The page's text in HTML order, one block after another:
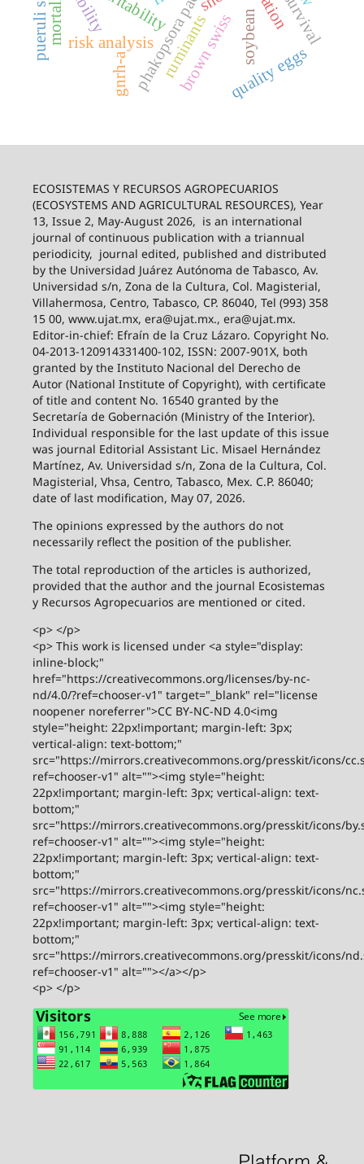
soybean
risk analysis brown swiss
gnrh-a quality eggs
ruminants
mortality survival
ECOSISTEMAS Y RECURSOS AGROPECUARIOS
(ECOSYSTEMS AND AGRICULTURAL RESOURCES), Year
13, Issue 2, May-August 2026, is an international
journal of continuous publication with a triannual
periodicity, journal edited, published and distributed
by the Universidad Juárez Autónoma de Tabasco, Av.
Universidad s/n, Zona de la Cultura, Col. Magisterial,
Villahermosa, Centro, Tabasco, CP. 86040, Tel (993) 358
15 00, www.ujat.mx, era@ujat.mx., era@ujat.mx.
Editor-in-chief: Efraín de la Cruz Lázaro. Copyright No.
04-2013-120914331400-102, ISSN: 2007-901X, both
granted by the Instituto Nacional del Derecho de
Autor (National Institute of Copyright), with certificate
of title and content No. 16540 granted by the
Secretaría de Gobernación (Ministry of the Interior).
Individual responsible for the last update of this issue
was journal Editorial Assistant Lic. Misael Hernández
Martínez, Av. Universidad s/n, Zona de la Cultura, Col.
Magisterial, Vhsa, Centro, Tabasco, Mex. C.P. 86040;
date of last modification, May 07, 2026.
The opinions expressed by the authors do not
necessarily reflect the position of the publisher.
The total reproduction of the articles is authorized,
provided that the author and the journal Ecosistemas
y Recursos Agropecuarios are mentioned or cited.
<p> </p>
<p> This work is licensed under <a style="display:
inline-block;"
href="https://creativecommons.org/licenses/by-nc-
nd/4.0/?ref=chooser-v1" target="_blank" rel="license
noopener noreferrer">CC BY-NC-ND 4.0<img
style="height: 22px!important; margin-left: 3px;
vertical-align: text-bottom;"
src="https://mirrors.creativecommons.org/presskit/icons/
ref=chooser-v1" alt=""><img style="height:
22px!important; margin-left: 3px; vertical-align: text-
bottom;"
src="https://mirrors.creativecommons.org/presskit/icons/
ref=chooser-v1" alt=""><img style="height:
22px!important; margin-left: 3px; vertical-align: text-
bottom;"
src="https://mirrors.creativecommons.org/presskit/icons/
ref=chooser-v1" alt=""><img style="height:
22px!important; margin-left: 3px; vertical-align: text-
bottom;"
src="https://mirrors.creativecommons.org/presskit/icons/
ref=chooser-v1" alt=""></a></p>
<p> </p>